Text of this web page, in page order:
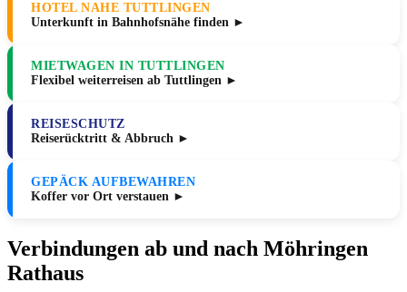
HOTEL NAHE TUTTLINGEN
Unterkunft in Bahnhofsnähe finden ►
MIETWAGEN IN TUTTLINGEN
Flexibel weiterreisen ab Tuttlingen ►
REISESCHUTZ
Reiserücktritt & Abbruch ►
GEPÄCK AUFBEWAHREN
Koffer vor Ort verstauen ►
Verbindungen ab und nach Möhringen
Rathaus